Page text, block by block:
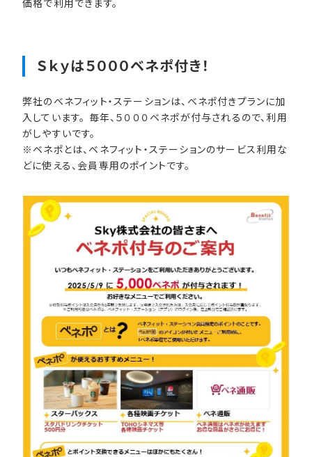
価格で利用できます。
Ｓｋｙは​５０００ベネポ付き！
弊社のベネフィット・ステーションは、ベネポ付きプランに加
入しています。 毎年、５０００ベネポが付与されるので、利用
がしやすいです。
※ベネポとは、ベネフィット・ステーションのサービス利用な
どに使える、会員専用のポイントです。